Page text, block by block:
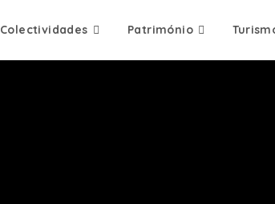
Colectividades Património